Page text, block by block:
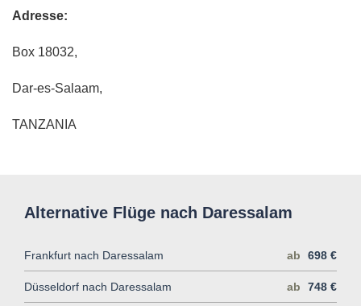
Adresse:
Box 18032,
Dar-es-Salaam,
TANZANIA
Alternative Flüge nach Daressalam
Frankfurt nach Daressalam ab 698 €
Düsseldorf nach Daressalam ab 748 €